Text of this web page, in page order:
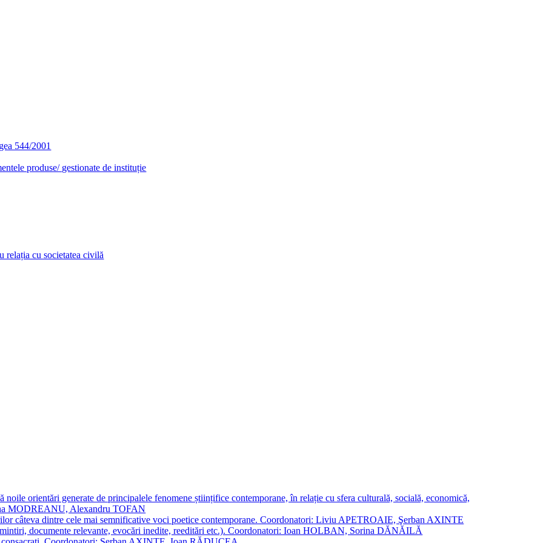
544/2001
produse/ gestionate de instituție
relația cu societatea civilă
noile orientări generate de principalele fenomene științifice contemporane, în relație cu sfera culturală, socială, economică,
MODREANU, Alexandru TOFAN
câteva dintre cele mai semnificative voci poetice contemporane. Coordonatori: Liviu APETROAIE, Şerban AXINTE
documente relevante, evocări inedite, reeditări etc.). Coordonatori: Ioan HOLBAN, Sorina DĂNĂILĂ